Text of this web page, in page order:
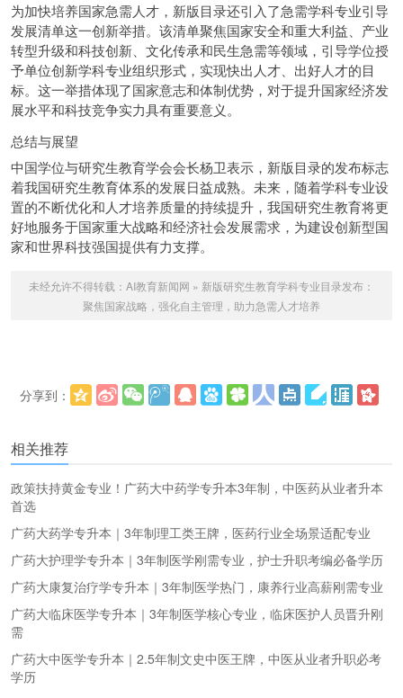
为加快培养国家急需人才，新版目录还引入了急需学科专业引导
发展清单这一创新举措。该清单聚焦国家安全和重大利益、产业
转型升级和科技创新、文化传承和民生急需等领域，引导学位授
予单位创新学科专业组织形式，实现快出人才、出好人才的目
标。这一举措体现了国家意志和体制优势，对于提升国家经济发
展水平和科技竞争实力具有重要意义。
总结与展望
中国学位与研究生教育学会会长杨卫表示，新版目录的发布标志
着我国研究生教育体系的发展日益成熟。未来，随着学科专业设
置的不断优化和人才培养质量的持续提升，我国研究生教育将更
好地服务于国家重大战略和经济社会发展需求，为建设创新型国
家和世界科技强国提供有力支撑。
未经允许不得转载： AI教育新闻网 » 新版研究生教育学科专业目录发布：
聚焦国家战略，强化自主管理，助力急需人才培养
分享到：
相关推荐
政策扶持黄金专业！广药大中药学专升本3年制，中医药从业者升本
首选
广药大药学专升本｜3年制理工类王牌，医药行业全场景适配专业
广药大护理学专升本｜3年制医学刚需专业，护士升职考编必备学历
广药大康复治疗学专升本｜3年制医学热门，康养行业高薪刚需专业
广药大临床医学专升本｜3年制医学核心专业，临床医护人员晋升刚
需
广药大中医学专升本｜2.5年制文史中医王牌，中医从业者升职必考
学历